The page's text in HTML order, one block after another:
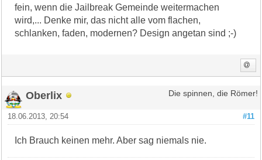
fein, wenn die Jailbreak Gemeinde weitermachen
wird,... Denke mir, das nicht alle vom flachen,
schlanken, faden, modernen? Design angetan sind ;-)
Oberlix Die spinnen, die Römer!
#11
18.06.2013, 20:54
Ich Brauch keinen mehr. Aber sag niemals nie.